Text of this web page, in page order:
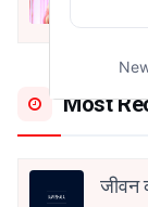
Dec
Most
जीवन